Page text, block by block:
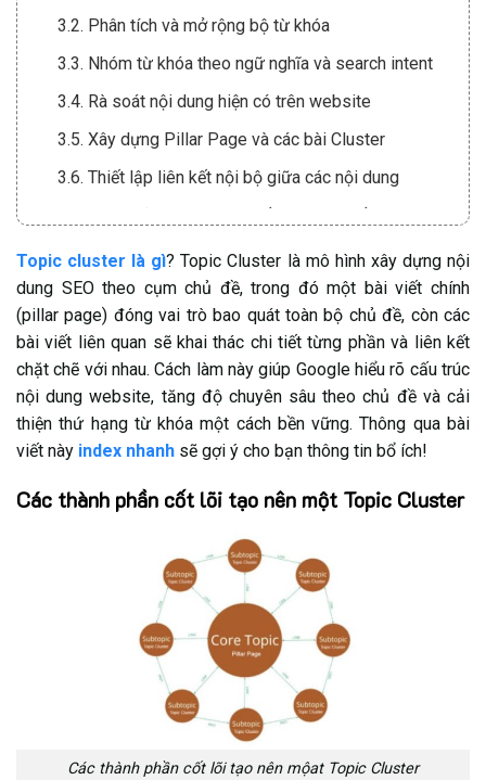
3.2. Phân tích và mở rộng bộ từ khóa
3.3. Nhóm từ khóa theo ngữ nghĩa và search intent
3.4. Rà soát nội dung hiện có trên website
3.5. Xây dựng Pillar Page và các bài Cluster
3.6. Thiết lập liên kết nội bộ giữa các nội dung
3.7. Theo dõi, đo lường và tối ưu hiệu suất
4. Kinh nghiệm triển khai Topic Cluster hiệu quả,
bền vững
5. Giải đáp thắc mắc thường gặp về Topic Cluster
5.1. Sự khác nhau giữa Pillar Page và Cluster
Content
5.2. Cách lựa chọn chủ đề phù hợp để xây dựng
Topic Cluster
5.3. Một Topic Cluster nên có bao nhiêu bài viết?
5.5. Những loại website nào phù hợp với mô hình
Topic Cluster?
5.6. Cách đánh giá hiệu quả của Topic Cluster trong
Topic cluster là gì? Topic Cluster là mô hình xây dựng nội
dung SEO theo cụm chủ đề, trong đó một bài viết chính
(pillar page) đóng vai trò bao quát toàn bộ chủ đề, còn các
bài viết liên quan sẽ khai thác chi tiết từng phần và liên kết
chặt chẽ với nhau. Cách làm này giúp Google hiểu rõ cấu trúc
nội dung website, tăng độ chuyên sâu theo chủ đề và cải
thiện thứ hạng từ khóa một cách bền vững. Thông qua bài
viết này index nhanh sẽ gợi ý cho bạn thông tin bổ ích!
Các thành phần cốt lõi tạo nên một Topic Cluster
Các thành phần cốt lõi tạo nên mộat Topic Cluster